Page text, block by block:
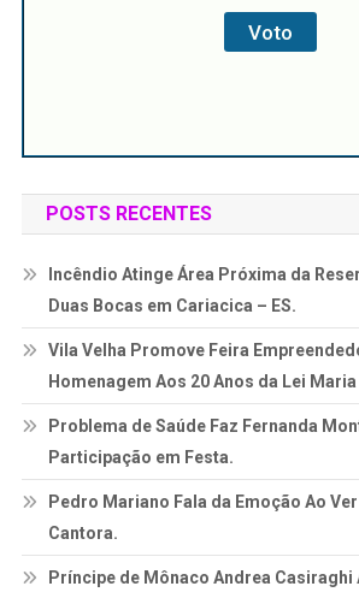
POSTS RECENTES
Incêndio Atinge Área Próxima da
Duas Bocas em Cariacica – ES.
Vila Velha Promove Feira
Homenagem Aos 20 Anos da Lei
Problema de Saúde Faz Fernanda
Participação em Festa.
Pedro Mariano Fala da Emoção Ao
Cantora.
Príncipe de Mônaco Andrea